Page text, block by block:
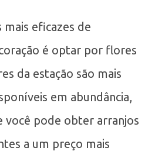
mais eficazes de
é optar por flores
da estação são mais
em abundância,
você pode obter arranjos
a um preço mais